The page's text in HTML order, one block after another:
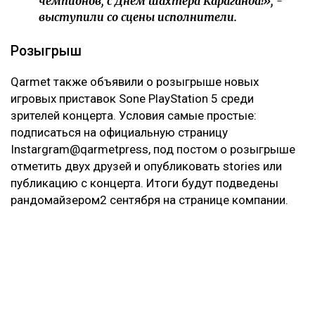
выступили со сцены исполнители.
Розыгрыш
Qarmet также объявили о розыгрыше новых
игровых приставок Sone PlayStation 5 среди
зрителей концерта. Условия самые простые:
подписаться на официальную страницу
Instargram@qarmetpress, под постом о розыгрыше
отметить двух друзей и опубликовать stories или
публикацию с концерта. Итоги будут подведены
рандомайзером2 сентября на странице компании.